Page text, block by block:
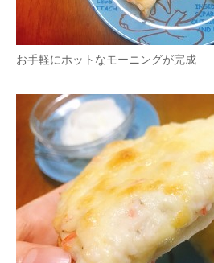
お手軽にホットなモーニングが完成